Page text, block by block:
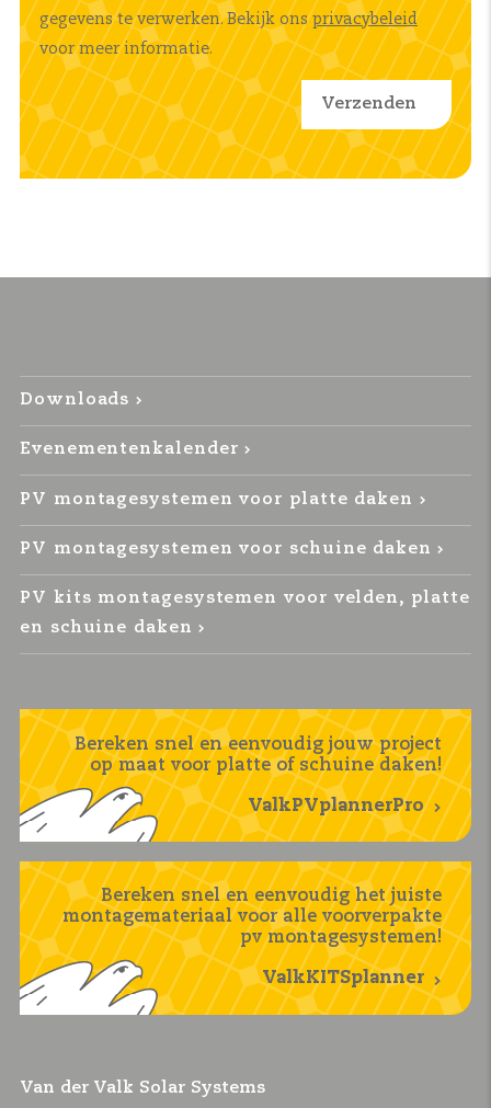
gegevens te verwerken. Bekijk onsprivacybeleid
voor meer informatie.
Downloads
Evenementenkalender
PV montagesystemen voor platte daken
PV montagesystemen voor schuine daken
PV kits montagesystemen voor velden, platte
en schuine daken
Bereken snel en eenvoudig jouw project
op maat voor platte of schuine daken!
ValkPVplannerPro
Bereken snel en eenvoudig het juiste
montagemateriaal voor alle voorverpakte
pv montagesystemen!
ValkKITSplanner
Van der Valk Solar Systems